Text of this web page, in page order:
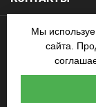
Copyright
— продажа
Мы
сайта.